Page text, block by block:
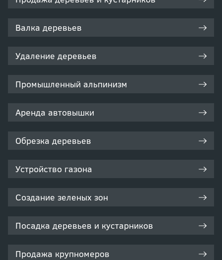
Валка деревьев
Удаление деревьев
Промышленный альпинизм
Аренда автовышки
Обрезка деревьев
Устройство газона
Создание зеленых зон
Посадка деревьев и кустарников
Продажа крупномеров